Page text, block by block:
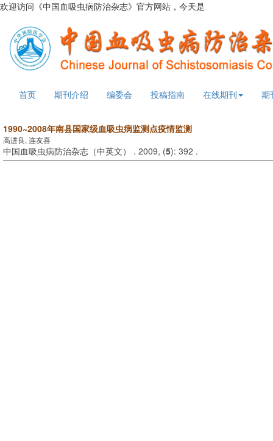
欢迎访问《中国血吸虫病防治杂志》官方网站，今天是
首页 期刊介绍 编委会 投稿指南 在线期刊 期
1990~2008年南县国家级血吸虫病监测点疫情监测
高进良, 连友喜
中国血吸虫病防治杂志（中英文） . 2009, (5): 392 .